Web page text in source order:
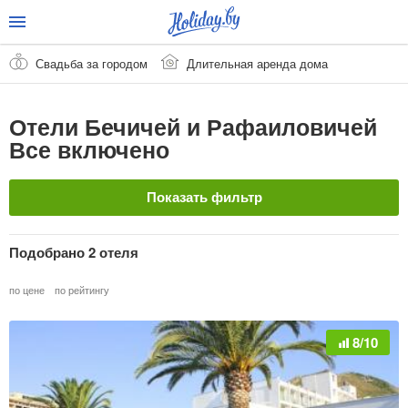
Свадьба за городом Длительная аренда дома
Отели Бечичей и Рафаиловичей
Все включено
Показать фильтр
Курорт Очистить
Подобрано 2 отеля
по цене по рейтингу
8/10